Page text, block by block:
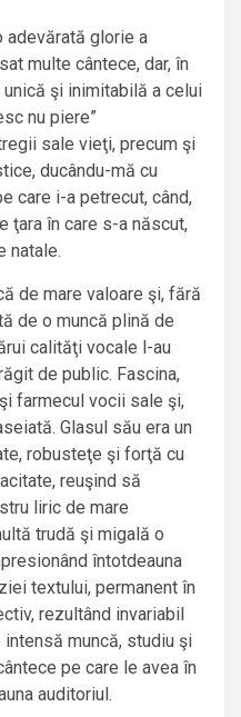
adevărată glorie a
multe cântece, dar, în
şi inimitabilă a celui
nu piere”
sale vieţi, precum şi
ducându-mă cu
care i-a petrecut, când,
ţara în care s-a născut,
natale.
de mare valoare şi, fără
de o muncă plină de
calităţi vocale l-au
de public. Fascina,
farmecul vocii sale şi,
Glasul său era un
robusteţe şi forţă cu
reuşind să
liric de mare
trudă şi migală o
întotdeauna
textului, permanent în
rezultând invariabil
muncă, studiu şi
pe care le avea în
auditoriul.